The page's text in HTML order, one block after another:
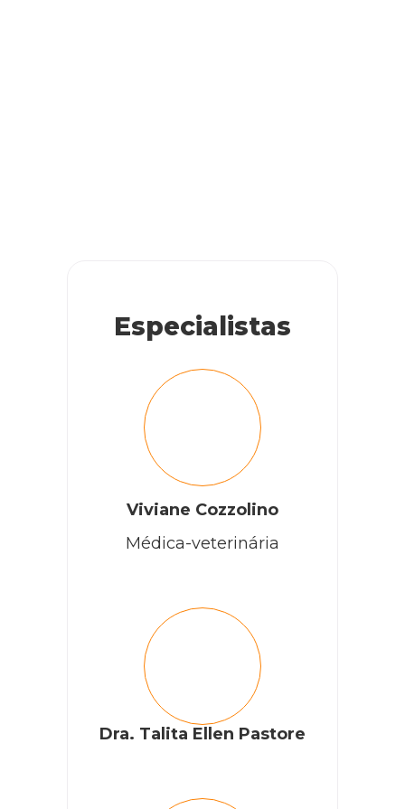
Especialistas
Viviane Cozzolino
Médica-veterinária
Dra. Talita Ellen Pastore